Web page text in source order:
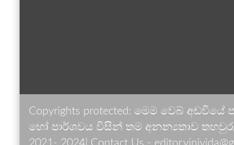
Copyrights protected: මෙම වෙබ්
හෝ පාර්ශවය විසින් තම අනන්‍යතාව